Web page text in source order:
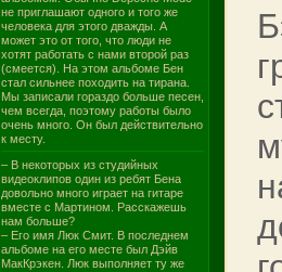
не приглашают одного и того же
человека для этого дважды. А
может это от того, что люди не
хотят работать с нами второй раз
(смеется). На этом альбоме Бен
стал сильнее походить на тирана.
Мы записали гораздо больше песен,
чем всегда, поэтому работы было
очень много. Он был действительно
к месту.
– В некоторых из студийных
видеоклипов один из ребят Бена
довольно много играет на гитаре
вместе с Мартином. Расскажешь
нам больше?
– Его имя Люк Смит. В последнем
альбоме на его месте был Дэйв
МакКрэкен. Люк выполняет ту же